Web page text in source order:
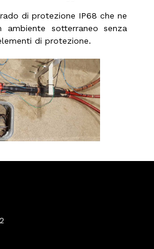
di protezione IP68 che ne
ambiente sotterraneo senza
di protezione.